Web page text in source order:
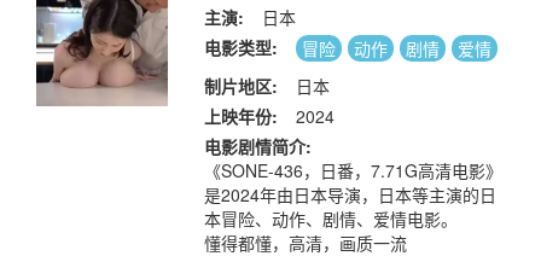
主演:
日本
电影类型:
冒险 动作 剧情
爱情
制片地区:
日本
上映年份:
2024
电影剧情简介:
《SONE-436，日番，7.71G高清电影》
是2024年由日本导演，日本等主演的日
本冒险、动作、剧情、爱情电影。
懂得都懂，高清，画质一流